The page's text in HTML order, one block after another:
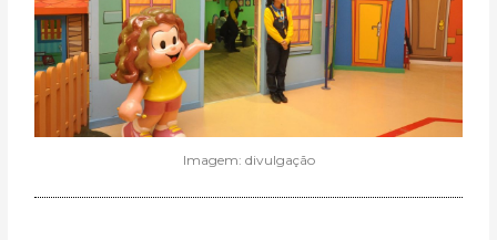
Imagem: divulgação